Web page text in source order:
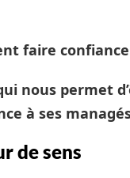
faire
nous permet
à ses
de sens